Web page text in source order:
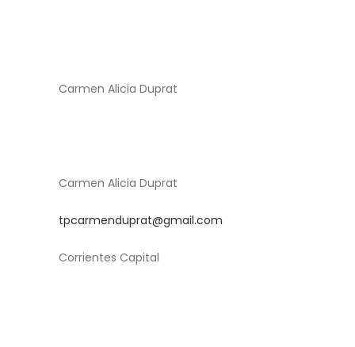
Carmen Alicia Duprat
Carmen Alicia Duprat
tpcarmenduprat@gmail.com
Corrientes Capital